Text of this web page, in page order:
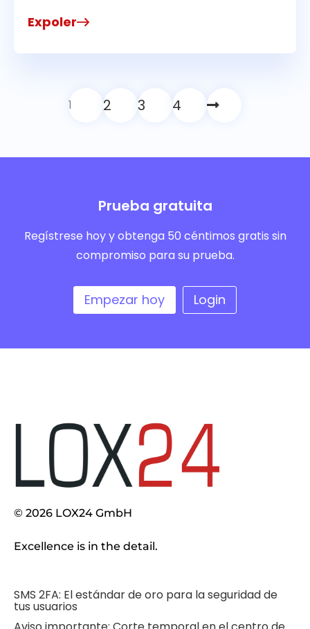
Expoler
1 2 3 4
Prueba gratuita
Regístrese hoy y obtenga 50 céntimos gratis sin
compromiso para su prueba.
Empezar hoy Login
© 2026 LOX24 GmbH
Excellence is in the detail.
SMS 2FA: El estándar de oro para la seguridad de
tus usuarios